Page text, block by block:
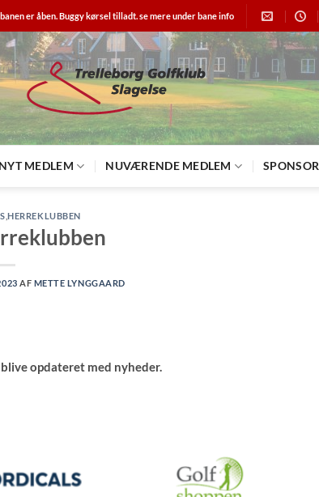
er åben. Buggy kørsel tilladt. se mere under bane info
NYT MEDLEM NUVÆRENDE MEDLEM SPONSOR
,HERREKLUBBEN
AF METTE LYNGGAARD
opdateret med nyheder.